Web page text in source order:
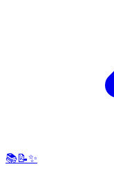
📚📝✨